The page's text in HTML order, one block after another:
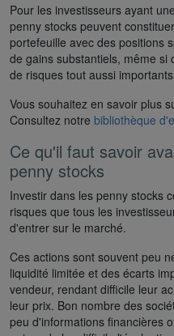
Pour les investisseurs ayant
penny stocks peuvent
portefeuille avec des positions
de gains substantiels, même
de risques tout aussi
Vous souhaitez en savoir plus
Consultez notre bibliothèque
Ce qu'il faut savoir
penny stocks
Investir dans les penny stocks
risques que tous les
d'entrer sur le marché.
Ces actions sont souvent peu
liquidité limitée et des écarts
vendeur, rendant difficile leur
leur prix. Bon nombre des
peu d'informations financières